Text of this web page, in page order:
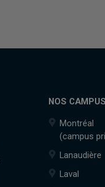
NOS CAMPUS
Montréal
(campus
Lanaudière
Laval